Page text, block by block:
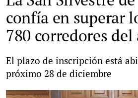
confía en superar
780 corredores del
El plazo de inscripción está
próximo 28 de diciembre